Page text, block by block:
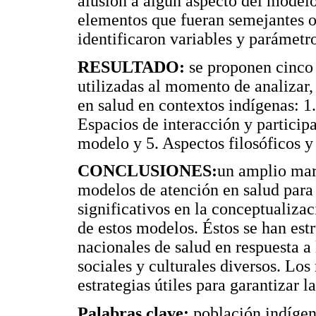
elementos que fueran semejantes
identificaron variables y
RESULTADO: se proponen
utilizadas al momento de
en salud en contextos indígenas:
Espacios de interacción y
modelo y 5. Aspectos filosóficos y
CONCLUSIONES:un amplio
modelos de atención en salud
significativos en la
de estos modelos. Éstos se han
nacionales de salud en respuesta
sociales y culturales diversos.
estrategias útiles para garantizar